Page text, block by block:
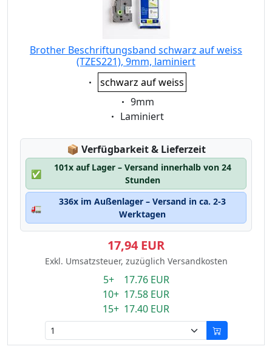
Brother Beschriftungsband schwarz auf weiss
(TZES221), 9mm, laminiert
Eigenschaft:
schwarz auf weiss
Eigenschaft:
9mm
Eigenschaft:
Laminiert
📦 Lagerstatus:
Verfügbarkeit & Lieferzeit
✅
101x auf Lager – Versand innerhalb von 24
Stunden
🚛
336x im Außenlager – Versand in ca. 2-3
Werktagen
17,94 EUR
Exkl. Umsatzsteuer, zuzüglich Versandkosten
5+ 17.76 EUR
10+ 17.58 EUR
15+ 17.40 EUR